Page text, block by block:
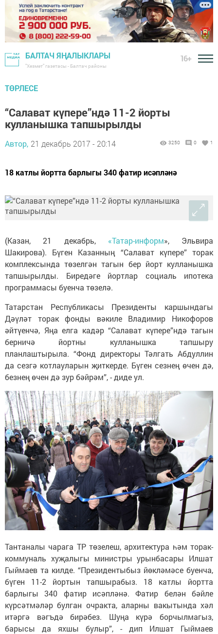
БАЛТАЧ ЯҢАЛЫКЛАРЫ
"Хезмәт" газетасы - Балтач районы
16+
ТӨРЛЕСЕ
“Салават күпере”ндә 11-2 йорты
кулланышка тапшырылды
Автор, 21 декабрь 2017 - 20:14 3250 0 1
18 катлы йортта барлыгы 340 фатир исәпләнә
(Казан, 21 декабрь, «Татар-информ», Эльвира
Шакирова). Бүген Казанның “Салават күпере” торак
комплексында төзелгән тагын бер йорт кулланышка
тапшырылды. Биредәге йортлар социаль ипотека
программасы буенча төзелә.
Татарстан Республикасы Президенты каршындагы
Дәүләт торак фонды вәкиле Владимир Никофоров
әйтүенчә, Яңа елга кадәр “Салават күпере”ндә тагын
берничә йортны кулланышка тапшыру
планлаштырыла. “Фонд директоры Тәлгать Абдуллин
да сезгә котлауларын җиткерде. Бүген сезнең өчен дә,
безнең өчен дә зур бәйрәм”, - диде ул.
Тантаналы чарага ТР төзелеш, архитектура һәм торак-
коммуналь хуҗалыгы министры урынбасары Илшат
Гыймаев та килде. “Президентыбыз йөкләмәсе буенча,
бүген 11-2 йортын тапшырабыз. 18 катлы йортта
барлыгы 340 фатир исәпләнә. Фатир белән бәйле
күрсәтмәләр булган очракта, аларны вакытында хәл
итәргә вәгъдә бирәбез. Шуңа күрә борчылмагыз,
барысы да яхшы булыр”, - дип Илшат Гыймаев